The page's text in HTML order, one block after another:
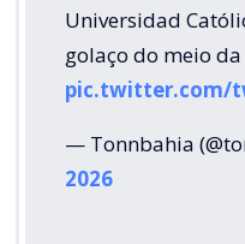
Universidad
golaço do meio
pic.twitter.com/
— Tonnbahia
2026